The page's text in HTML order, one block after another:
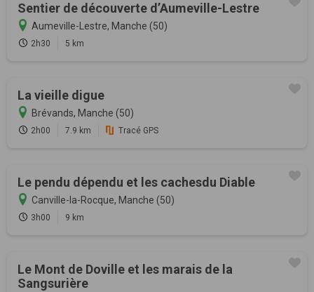
Sentier de découverte d’Aumeville-Lestre
Aumeville-Lestre, Manche (50)
2h30 5 km
La vieille digue
Brévands, Manche (50)
2h00 7.9 km Tracé GPS
Le pendu dépendu et les cachesdu Diable
Canville-la-Rocque, Manche (50)
3h00 9 km
Le Mont de Doville et les marais de la
Sangsurière